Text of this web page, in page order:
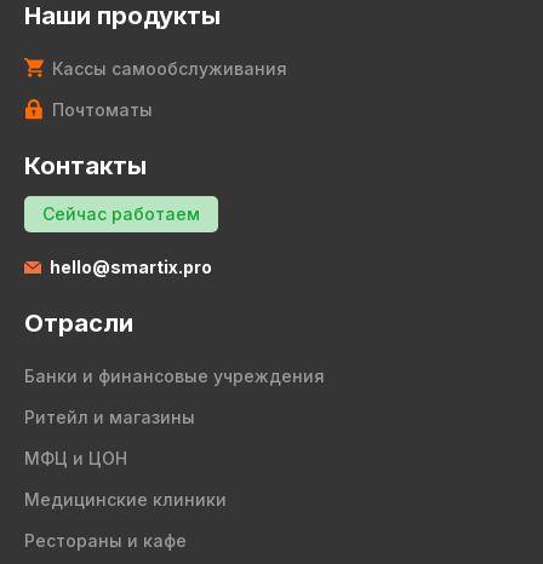
Наши продукты
Кассы самообслуживания
Почтоматы
Контакты
Сейчас работаем
hello@smartix.pro
Отрасли
Банки и финансовые учреждения
Ритейл и магазины
МФЦ и ЦОН
Медицинские клиники
Рестораны и кафе